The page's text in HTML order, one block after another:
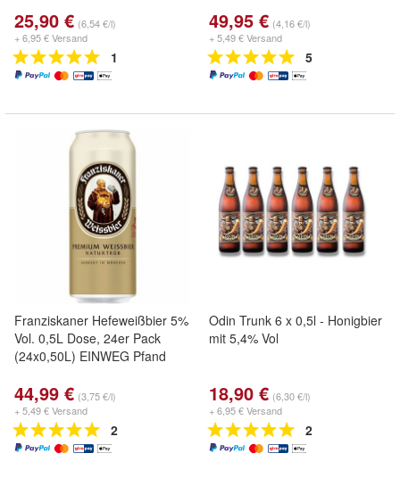
25,90 € (6,54 €/l)
+ 6,95 € Versand
1
49,95 € (4,16 €/l)
+ 5,49 € Versand
5
Franziskaner Hefeweißbier 5%
Vol. 0,5L Dose, 24er Pack
(24x0,50L) EINWEG Pfand
44,99 € (3,75 €/l)
+ 5,49 € Versand
2
Odin Trunk 6 x 0,5l - Honigbier
mit 5,4% Vol
18,90 € (6,30 €/l)
+ 6,95 € Versand
2